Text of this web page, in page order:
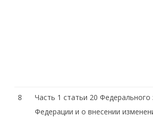
8
Часть 1 статьи 20
Федерации и о внесении